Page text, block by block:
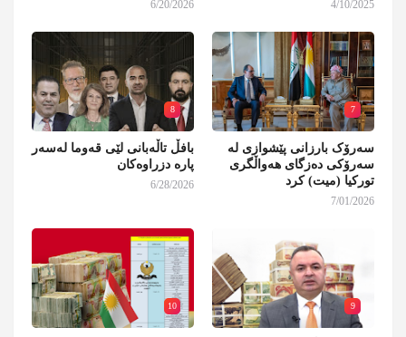
4/10/2025
6/20/2026
7
سەرۆک بارزانی پێشوازی لە
سەرۆکی دەزگای هەواڵگری
تورکیا (میت) کرد
7/01/2026
8
بافڵ تاڵەبانی لێی قەوما لەسەر
پارە دزراوەکان
6/28/2026
9
10